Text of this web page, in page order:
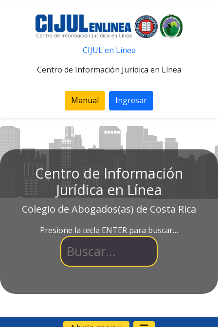
CIJUL en Línea
Centro de Información Jurídica en Línea
Manual Ingresar
Centro de Información
Jurídica en Línea
Colegio de Abogados(as) de Costa Rica
Presione la tecla ENTER para buscar…